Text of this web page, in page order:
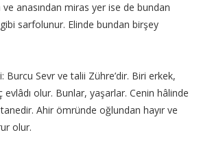
anasından miras yer ise de bundan
sarfolunur. Elinde bundan birşey
Burcu Sevr ve talii Zühre’dir. Biri erkek,
evlâdı olur. Bunlar, yaşarlar. Cenin hâlinde
Ahir ömründe oğlundan hayır ve
olur.